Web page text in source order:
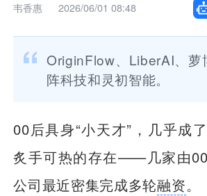
韦香惠 2026/06/01 08:48
OriginFlow、LiberAI、萝
阵科技和灵初智能。
00后具身“小天才”，几乎成
炙手可热的存在——几家由
公司最近密集完成多轮融资。